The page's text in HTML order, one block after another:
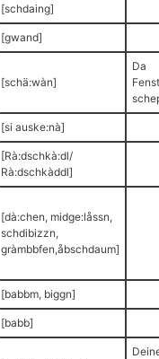
[schdaing]
[gwand]
[schä:wàn]
Da
[si auske:nà]
[Rà:dschkà:dl/
Rà:dschkàddl]
[dà:chen, midge:låssn,
schdibizzn,
gràmbbfen,åbschdaum]
[babbm, biggn]
[babb]